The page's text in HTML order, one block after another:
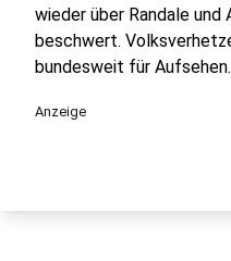
wieder über Randale und
beschwert.
bundesweit für Aufsehen.
Anzeige